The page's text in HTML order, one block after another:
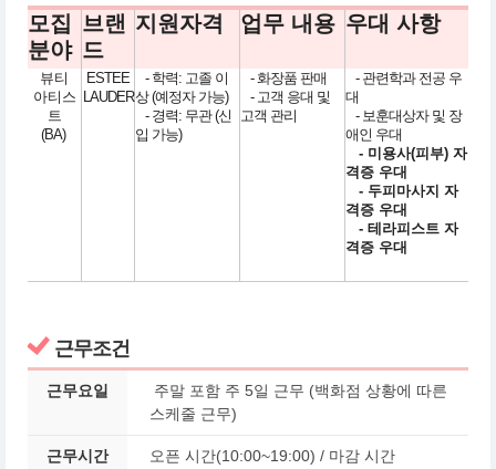
모집
분야
브랜
드
지원자격 업무 내용 우대 사항
뷰티
아티스
트
(BA)
ESTEE
LAUDER
- 학력: 고졸 이
상 (예정자 가능)
- 경력: 무관 (신
입 가능)
- 화장품 판매
- 고객 응대 및
고객 관리
- 관련학과 전공 우
대
- 보훈대상자 및 장
애인 우대
- 미용사(피부) 자
격증 우대
- 두피마사지 자
격증 우대
- 테라피스트 자
격증 우대
근무조건
근무요일
주말 포함 주 5일 근무 (백화점 상황에 따른
스케줄 근무)
근무시간
오픈 시간(10:00~19:00) / 마감 시간